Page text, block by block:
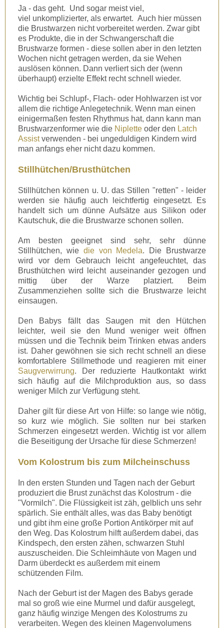
Ja - das geht. Und sogar meist viel,
viel unkomplizierter, als erwartet. Auch hier müssen
die Brustwarzen nicht vorbereitet werden. Zwar gibt
es Produkte, die in der Schwangerschaft die
Brustwarze formen - diese sollen aber in den letzten
Wochen nicht getragen werden, da sie Wehen
auslösen können. Dann verliert sich der (wenn
überhaupt) erzielte Effekt recht schnell wieder.
Wichtig bei Schlupf-, Flach- oder Hohlwarzen ist vor
allem die richtige Anlegetechnik. Wenn man einen
einigermaßen festen Rhythmus hat, dann kann man
Brustwarzenformer wie die Niplette oder den Latch
Assistverwenden - bei ungeduldigen Kindern wird
man anfangs eher nicht dazu kommen.
Stillhütchen/Brusthütchen
Stillhütchen können u. U. das Stillen "retten" - leider
werden sie häufig auch leichtfertig eingesetzt. Es
handelt sich um dünne Aufsätze aus Silikon oder
Kautschuk, die die Brustwarze schonen sollen.
Am besten geeignet sind sehr, sehr dünne
Stillhütchen, wie die von Medela. Die Brustwarze
wird vor dem Gebrauch leicht angefeuchtet, das
Brusthütchen wird leicht auseinander gezogen und
mittig über der Warze platziert. Beim
Zusammenziehen sollte sich die Brustwarze leicht
einsaugen.
Den Babys fällt das Saugen mit den Hütchen
leichter, weil sie den Mund weniger weit öffnen
müssen und die Technik beim Trinken etwas anders
ist. Daher gewöhnen sie sich recht schnell an diese
komfortablere Stillmethode und reagieren mit einer
Saugverwirrung. Der reduzierte Hautkontakt wirkt
sich häufig auf die Milchproduktion aus, so dass
weniger Milch zur Verfügung steht.
Daher gilt für diese Art von Hilfe: so lange wie nötig,
so kurz wie möglich. Sie sollten nur bei starken
Schmerzen eingesetzt werden. Wichtig ist vor allem
die Beseitigung der Ursache für diese Schmerzen!
Vom Kolostrum bis zum Milcheinschuss
In den ersten Stunden und Tagen nach der Geburt
produziert die Brust zunächst das Kolostrum - die
"Vormilch". Die Flüssigkeit ist zäh, gelblich uns sehr
spärlich. Sie enthält alles, was das Baby benötigt
und gibt ihm eine große Portion Antikörper mit auf
den Weg. Das Kolostrum hilft außerdem dabei, das
Kindspech, den ersten zähen, schwarzen Stuhl
auszuscheiden. Die Schleimhäute von Magen und
Darm überdeckt es außerdem mit einem
schützenden Film.
Nach der Geburt ist der Magen des Babys gerade
mal so groß wie eine Murmel und dafür ausgelegt,
ganz häufig winzige Mengen des Kolostrums zu
verarbeiten. Wegen des kleinen Magenvolumens